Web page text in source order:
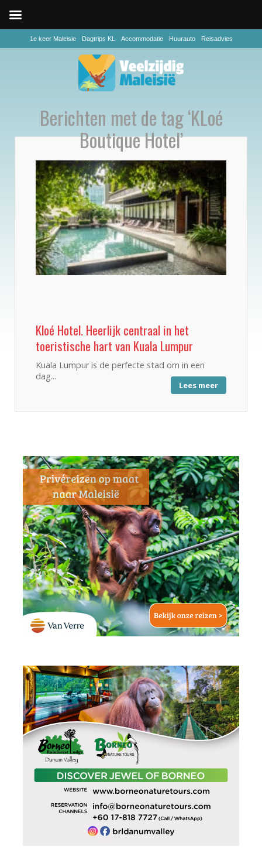
1e keer Maleisie Dagtrips KL Accommodatie Huurauto Reisadvies
Berichten met de tag ‘KLoé
Boutique Hotel’
Kloé Hotel. Heerlijk centraal in het
toeristische hart van Kuala Lumpur
Kuala Lumpur is de perfecte stad om in een
dag...
Lees meer